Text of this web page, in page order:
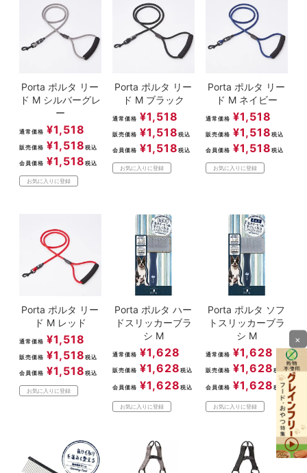
Porta ポルタ リー
ド M シルバーグレ
ー
通常価格 ¥1,518
販売価格 ¥1,518 税込
会員価格 ¥1,518 税込
お気に入りに登録
Porta ポルタ リー
ド M ブラック
通常価格 ¥1,518
販売価格 ¥1,518 税込
会員価格 ¥1,518 税込
お気に入りに登録
Porta ポルタ リー
ド M ネイビー
通常価格 ¥1,518
販売価格 ¥1,518 税込
会員価格 ¥1,518 税込
お気に入りに登録
Porta ポルタ リー
ド M レッド
通常価格 ¥1,518
販売価格 ¥1,518 税込
会員価格 ¥1,518 税込
お気に入りに登録
Porta ポルタ ハー
ドスリッカーブラ
シ M
通常価格 ¥1,628
販売価格 ¥1,628 税込
会員価格 ¥1,628 税込
お気に入りに登録
Porta ポルタ ソフ
トスリッカーブラ
シ M
通常価格 ¥1,628
販売価格 ¥1,628 税込
会員価格 ¥1,628 税込
お気に入りに登録
×